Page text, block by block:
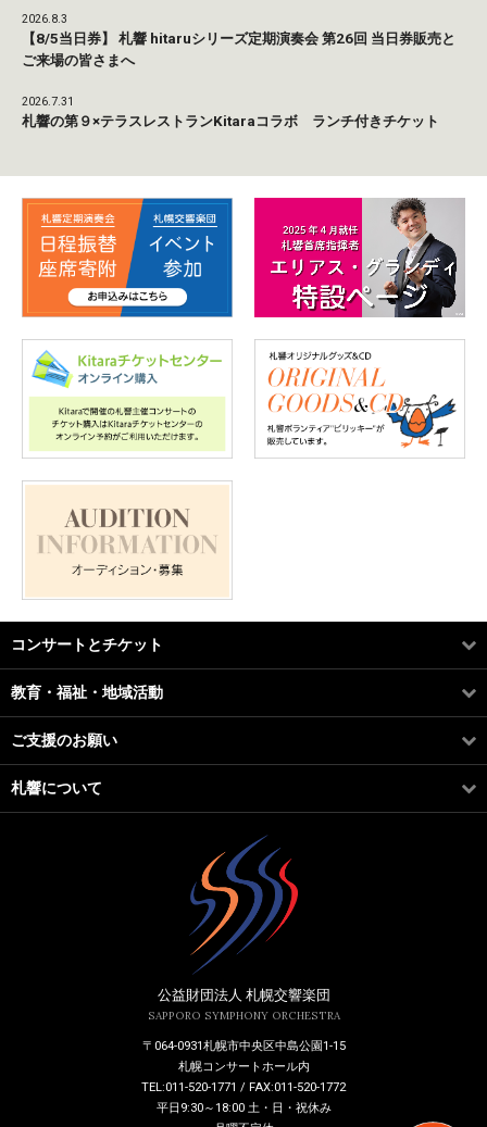
2026.8.3
【8/5当日券】 札響 hitaruシリーズ定期演奏会 第26回 当日券販売と
ご来場の皆さまへ
2026.7.31
札響の第９×テラスレストランKitaraコラボ ランチ付きチケット
コンサートとチケット
教育・福祉・地域活動
ご支援のお願い
札響について
公益財団法人 札幌交響楽団
SAPPORO SYMPHONY ORCHESTRA
〒064-0931札幌市中央区中島公園1-15
札幌コンサートホール内
TEL:011-520-1771 / FAX:011-520-1772
平日9:30～18:00 土・日・祝休み